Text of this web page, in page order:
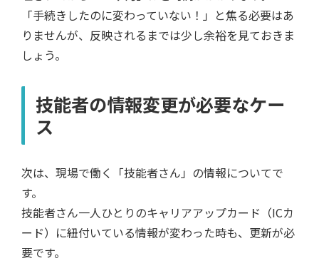
「手続きしたのに変わっていない！」と焦る必要はあ
りませんが、反映されるまでは少し余裕を見ておきま
しょう。
技能者の情報変更が必要なケー
ス
次は、現場で働く「技能者さん」の情報についてで
す。
技能者さん一人ひとりのキャリアアップカード（ICカ
ード）に紐付いている情報が変わった時も、更新が必
要です。